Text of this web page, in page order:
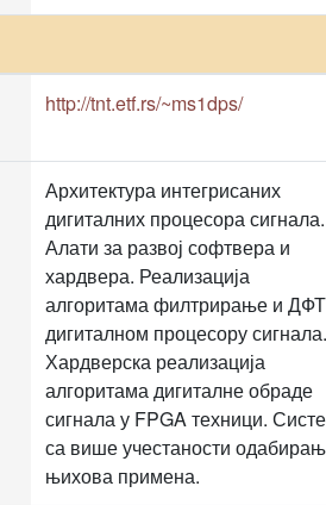
http://tnt.etf.rs/~ms1dps/
Архитектура интегрисаних
дигиталних процесора сигнала.
Алати за развој софтвера и
хардвера. Реализација
алгоритама филтрирање и
дигиталном процесору сигнала.
Хардверска реализација
алгоритама дигиталне обраде
сигнала у FPGA техници.
са више учестаности
њихова примена.